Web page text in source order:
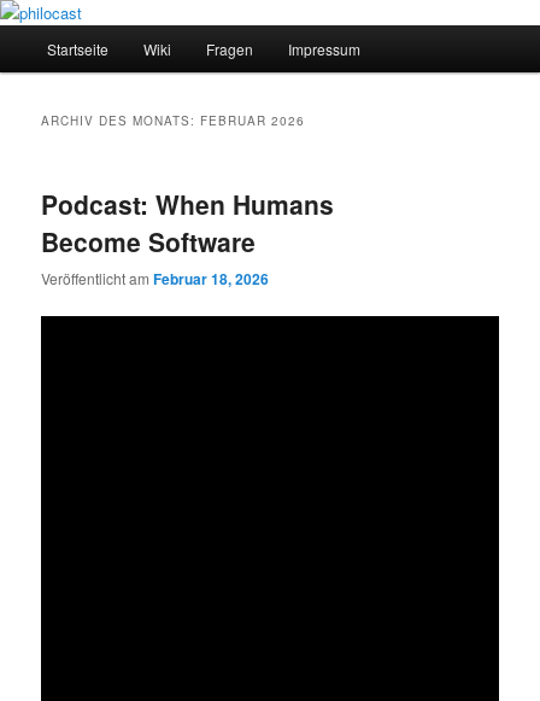
Zum
Zum
philocast
Startseite Wiki Fragen Impressum
ARCHIV DES MONATS: FEBRUAR 2026
Podcast: When Humans
Become Software
Veröffentlicht amFebruar 18, 2026